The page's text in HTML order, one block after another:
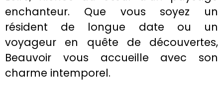
enchanteur. Que vous soyez un
résident de longue date ou un
voyageur en quête de découvertes,
Beauvoir vous accueille avec son
charme intemporel.